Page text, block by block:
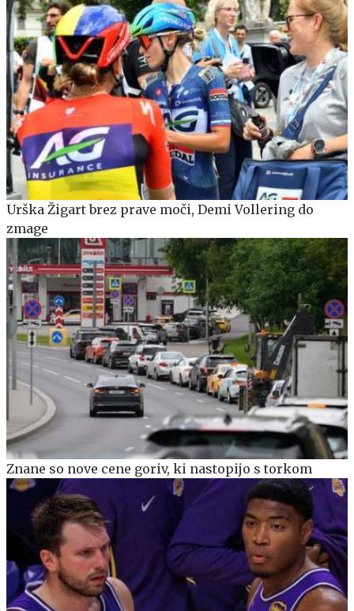
Urška Žigart brez prave moči, Demi Vollering do
zmage
Znane so nove cene goriv, ki nastopijo s torkom